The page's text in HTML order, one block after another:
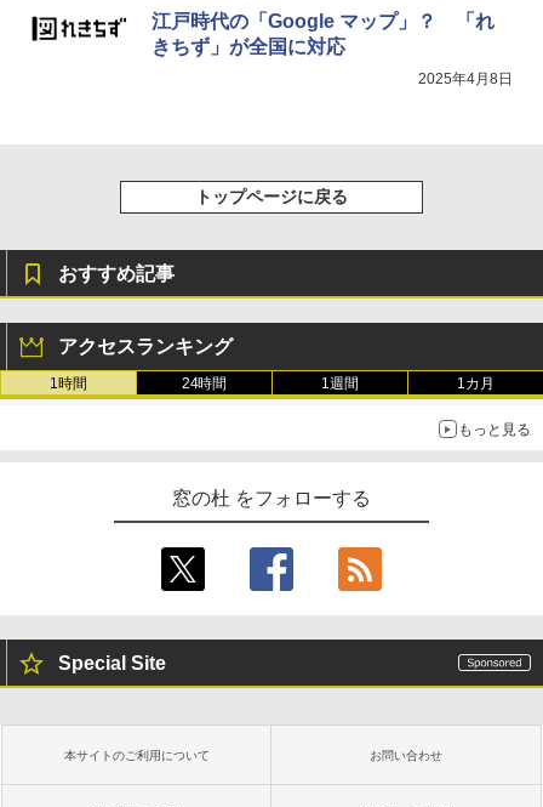
江戸時代の「Google マップ」？ 「れ
きちず」が全国に対応
2025年4月8日
トップページに戻る
おすすめ記事
アクセスランキング
1時間 24時間 1週間 1カ月
もっと見る
窓の杜 をフォローする
Special Site
本サイトのご利用について お問い合わせ